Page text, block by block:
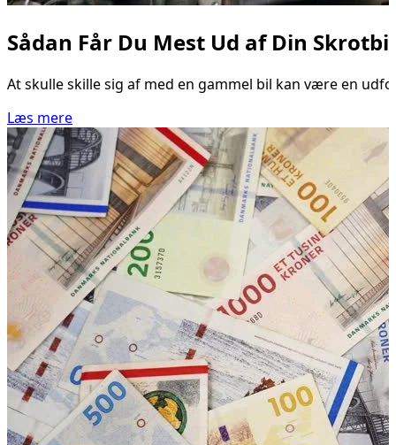
Sådan Får Du Mest Ud af Din
At skulle skille sig af med en gammel bil kan være en
Læs mere